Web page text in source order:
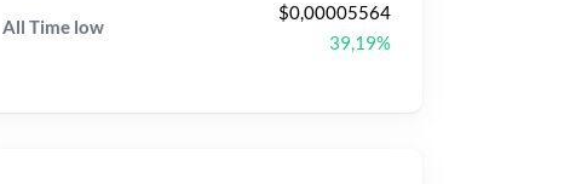
All Time low
$0,00005564
39,19%